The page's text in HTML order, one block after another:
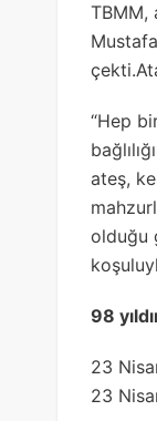
TBMM,
“Hep
ateş,
olduğu
98
23
23